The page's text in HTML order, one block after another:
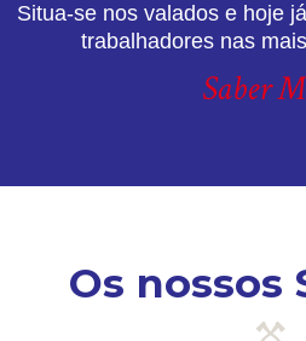
Situa-se nos valados e hoje
trabalhadores nas
Saber
Os nossos